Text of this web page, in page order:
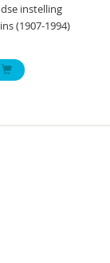
instelling
(1907-1994)